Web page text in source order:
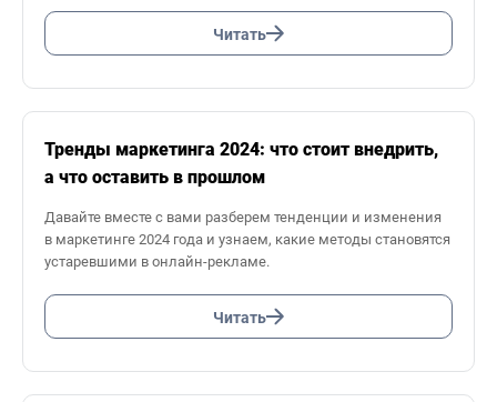
конверсию в продажи и оптимизировать расходы за счет
автоматизации процесса обработки входящих звонков.
О том, какие задачи можно решить с помощью
автоответчика и как его подключить к виртуальному
Читать
Тренды маркетинга 2024: что стоит внедрить,
а что оставить в прошлом
Давайте вместе с вами разберем тенденции и изменения
в маркетинге 2024 года и узнаем, какие методы становятся
устаревшими в онлайн-рекламе.
Читать